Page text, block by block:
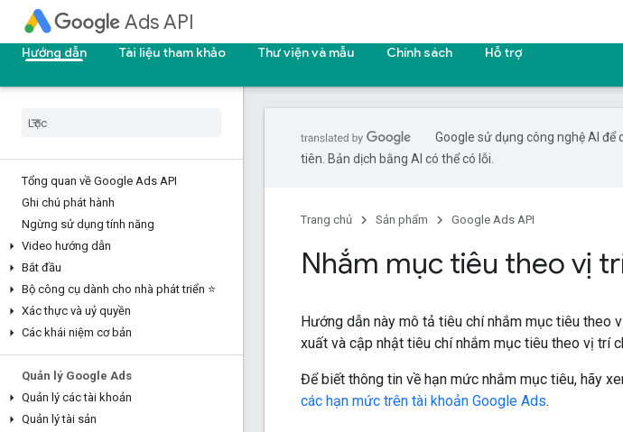
Ads API
Hướng dẫn Tài liệu tham khảo Thư viện và mẫu Chính sách Hỗ trợ
Tổng quan về Google Ads API
Ghi chú phát hành
Ngừng sử dụng tính năng
Video hướng dẫn
Bắt đầu
Bộ công cụ dành cho nhà phát triển ⭐
Xác thực và uỷ quyền
Các khái niệm cơ bản
Quản lý Google Ads
Quản lý các tài khoản
Quản lý tài sản
Google sử dụng công nghệ AI
tiên. Bản dịch bằng AI có thể có lỗi.
Trang chủ Sản phẩm Google Ads API
Nhắm mục tiêu theo vị
Hướng dẫn này mô tả tiêu chí nhắm mục tiêu theo
xuất và cập nhật tiêu chí nhắm mục tiêu theo vị trí
Để biết thông tin về hạn mức nhắm mục tiêu, hãy
các hạn mức trên tài khoản Google Ads.